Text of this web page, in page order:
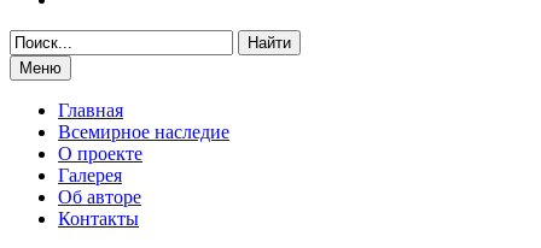
Меню
Главная
Всемирное наследие
О проекте
Галерея
Об авторе
Контакты